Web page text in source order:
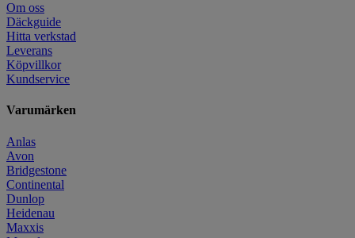
Om oss
Däckguide
Hitta verkstad
Leverans
Köpvillkor
Kundservice
Varumärken
Anlas
Avon
Bridgestone
Continental
Dunlop
Heidenau
Maxxis